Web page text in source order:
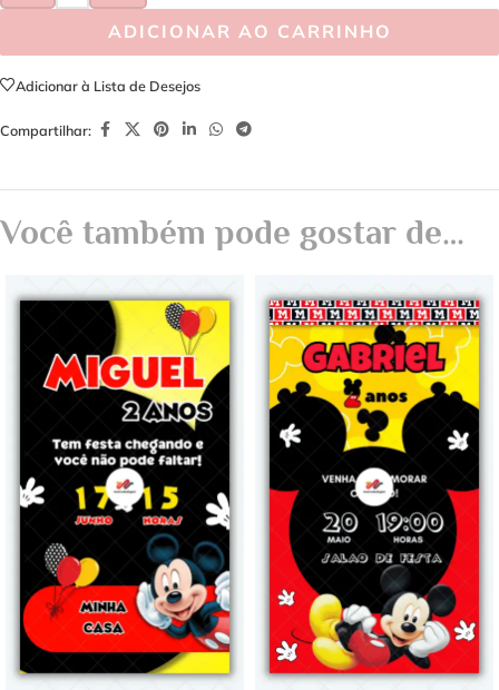
ADICIONAR AO CARRINHO
Adicionar à Lista de Desejos
Compartilhar:
Você também pode gostar de…